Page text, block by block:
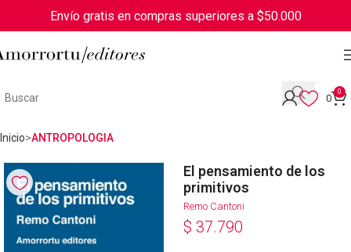
Envío gratis en compras superiores a $50.000
0
0
Inicio ANTROPOLOGIA
El pensamiento de los
primitivos
Remo Cantoni
$ 37.790